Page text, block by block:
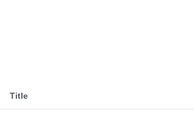
Title